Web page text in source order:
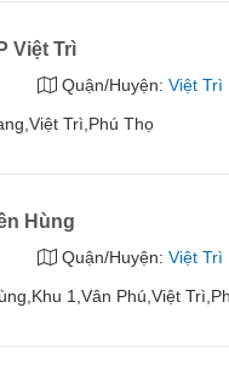
Việt Trì
Quận/Huyện: Việt Trì
Trì,Phú Thọ
Hùng
Quận/Huyện: Việt Trì
1,Vân Phú,Việt